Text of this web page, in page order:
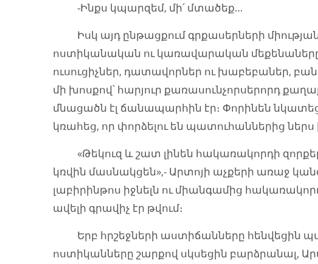
-Ինքս կպարզեմ, մի՛ մտածեք…
Իսկ այդ ընթացքում գրքասերների
ոստիկանական ու կառավարական
ուսուցիչներ, դատավորներ ու խաբեբաներ,
մի խոսքով՝ հարյուր քառասունչորսերորդ
մնացածն էլ ճանապարհին էր։ Փորինեն
կռահեց, որ փորձելու են պատուհաններից ներս
«Թեկուզ և շատ լինեն հակառակորդի
կռվին մասնակցեն»,- Արտոյի աչքերի առաջ
լաբիրինթոս իջնելն ու միանգամից
ավելի գրավիչ էր թվում։
Երբ հրշեջների աստիճանները հենվեցին
ոստիկանները շարքով սկսեցին բարձրանալ,